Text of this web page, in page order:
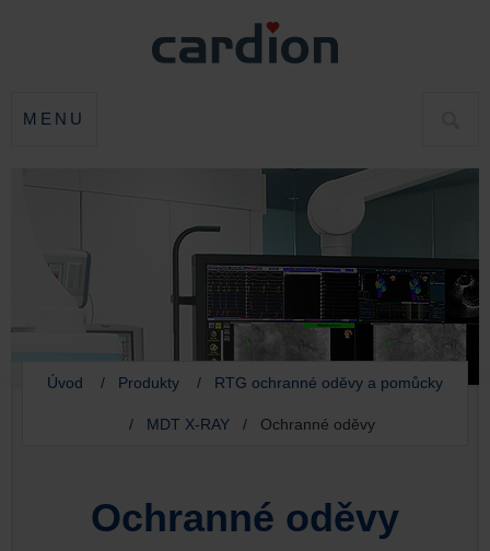
MENU
Úvod / Produkty / RTG ochranné oděvy a pomůcky
/ MDT X-RAY/ Ochranné oděvy
Ochranné oděvy